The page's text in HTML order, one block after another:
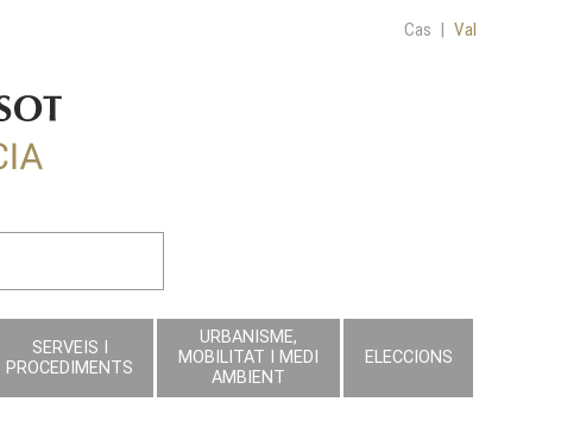
Cas | Val
SERVEIS I
PROCEDIMENTS
URBANISME,
MOBILITAT I MEDI
AMBIENT
ELECCIONS